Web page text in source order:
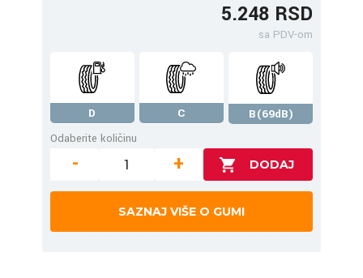
5.248 RSD
sa PDV-om
D C
B(69dB)
Odaberite količinu
- +
SAZNAJ VIŠE O GUMI